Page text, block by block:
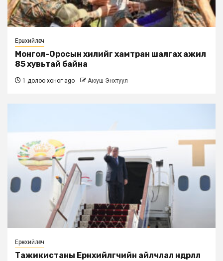
Ерөнхийлөгч
Монгол-Оросын хилийг хамтран шалгах ажил
85 хувьтай байна
1 долоо хоног ago Аюуш Энхтуул
Ерөнхийлөгч
Тажикистаны Ерөнхийлөгчийн айлчлал өндөрлөлөө